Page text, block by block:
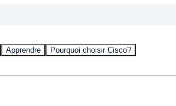
Apprendre Pourquoi choisir Cisco?